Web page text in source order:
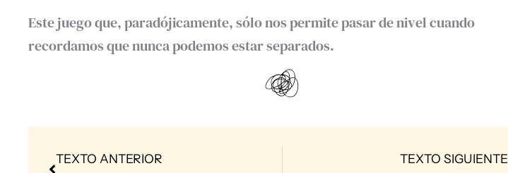
Este juego que, paradójicamente, sólo nos permite pasar de nivel cuando
recordamos que nunca podemos estar separados.
Prev
TEXTO ANTERIOR
TEXTO SIGUIENTE